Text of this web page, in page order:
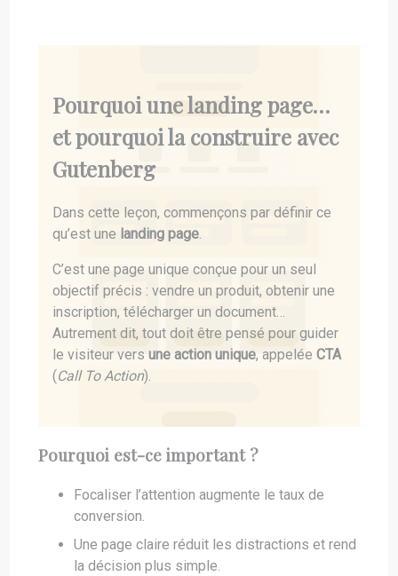
Pourquoi une landing page…
et pourquoi la construire avec
Gutenberg
Dans cette leçon, commençons par définir ce
qu’est une landing page
C’est une page unique conçue pour un seul
objectif précis : vendre un produit, obtenir une
inscription, télécharger un document…
Autrement dit, tout doit être pensé pour guider
le visiteur versune action unique, appeléeCTA
(Call To Action).
Pourquoi est-ce important ?
Focaliser l’attention augmente le taux de
conversion.
Une page claire réduit les distractions et rend
la décision plus simple.